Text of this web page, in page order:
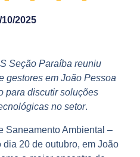
10/2025
Seção Paraíba reuniu
gestores em João Pessoa
para discutir soluções
no setor.
Saneamento Ambiental –
20 de outubro, em João